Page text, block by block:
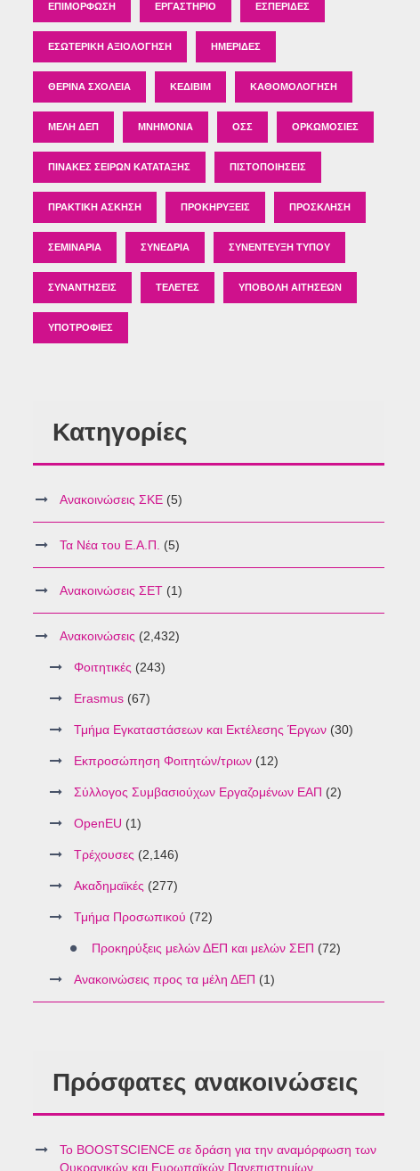
ΕΠΙΜΌΡΦΩΣΗ ΕΡΓΑΣΤΉΡΙΟ ΕΣΠΕΡΊΔΕΣ
ΕΣΩΤΕΡΙΚΉ ΑΞΙΟΛΌΓΗΣΗ ΗΜΕΡΊΔΕΣ
ΘΕΡΙΝΆ ΣΧΟΛΕΊΑ ΚΕΔΙΒΙΜ ΚΑΘΟΜΟΛΌΓΗΣΗ
ΜΈΛΗ ΔΕΠ ΜΝΗΜΌΝΙΑ ΟΣΣ ΟΡΚΩΜΟΣΊΕΣ
ΠΊΝΑΚΕΣ ΣΕΙΡΏΝ ΚΑΤΆΤΑΞΗΣ ΠΙΣΤΟΠΟΙΉΣΕΙΣ
ΠΡΑΚΤΙΚΉ ΆΣΚΗΣΗ ΠΡΟΚΗΡΎΞΕΙΣ ΠΡΌΣΚΛΗΣΗ
ΣΕΜΙΝΆΡΙΑ ΣΥΝΈΔΡΙΑ ΣΥΝΈΝΤΕΥΞΗ ΤΎΠΟΥ
ΣΥΝΑΝΤΉΣΕΙΣ ΤΕΛΕΤΈΣ ΥΠΟΒΟΛΉ ΑΙΤΉΣΕΩΝ
ΥΠΟΤΡΟΦΊΕΣ
Κατηγορίες
Ανακοινώσεις ΣΚΕ (5)
Τα Νέα του Ε.Α.Π. (5)
Ανακοινώσεις ΣΕΤ (1)
Ανακοινώσεις (2,432)
Φοιτητικές (243)
Erasmus (67)
Τμήμα Εγκαταστάσεων και Εκτέλεσης Έργων (30)
Εκπροσώπηση Φοιτητών/τριων (12)
Σύλλογος Συμβασιούχων Εργαζομένων ΕΑΠ (2)
OpenEU (1)
Τρέχουσες (2,146)
Ακαδημαϊκές (277)
Τμήμα Προσωπικού (72)
Προκηρύξεις μελών ΔΕΠ και μελών ΣΕΠ (72)
Ανακοινώσεις προς τα μέλη ΔΕΠ (1)
Πρόσφατες ανακοινώσεις
Το BOOSTSCIENCE σε δράση για την αναμόρφωση των
Ουκρανικών και Ευρωπαϊκών Πανεπιστημίων